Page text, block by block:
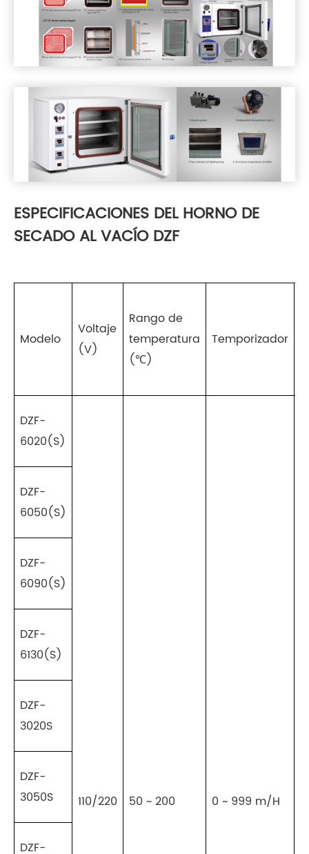
ESPECIFICACIONES DEL HORNO DE
SECADO AL VACÍO DZF
Modelo
Voltaje
(V)
Rango de
temperatura
(℃)
Temporizador
DZF-
6020(S)
110/220 50 ~ 200 0 ~ 999 m/H
DZF-
6050(S)
DZF-
6090(S)
DZF-
6130(S)
DZF-
3020S
DZF-
3050S
DZF-